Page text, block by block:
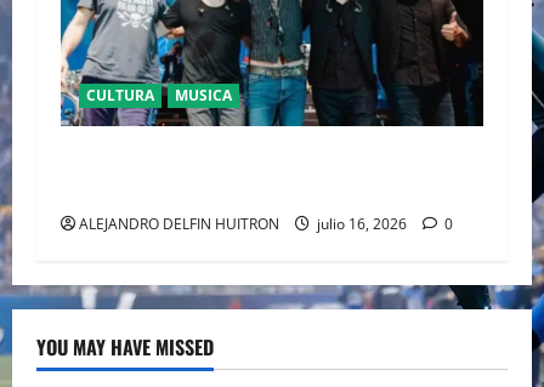
CULTURA MUSICA
ALEJANDRO DELFIN HUITRON julio 16, 2026 0
YOU MAY HAVE MISSED